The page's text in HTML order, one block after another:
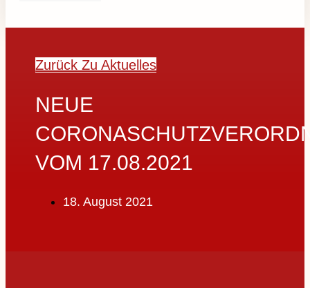
Zurück Zu Aktuelles
NEUE
VOM 17.08.2021
18. August 2021